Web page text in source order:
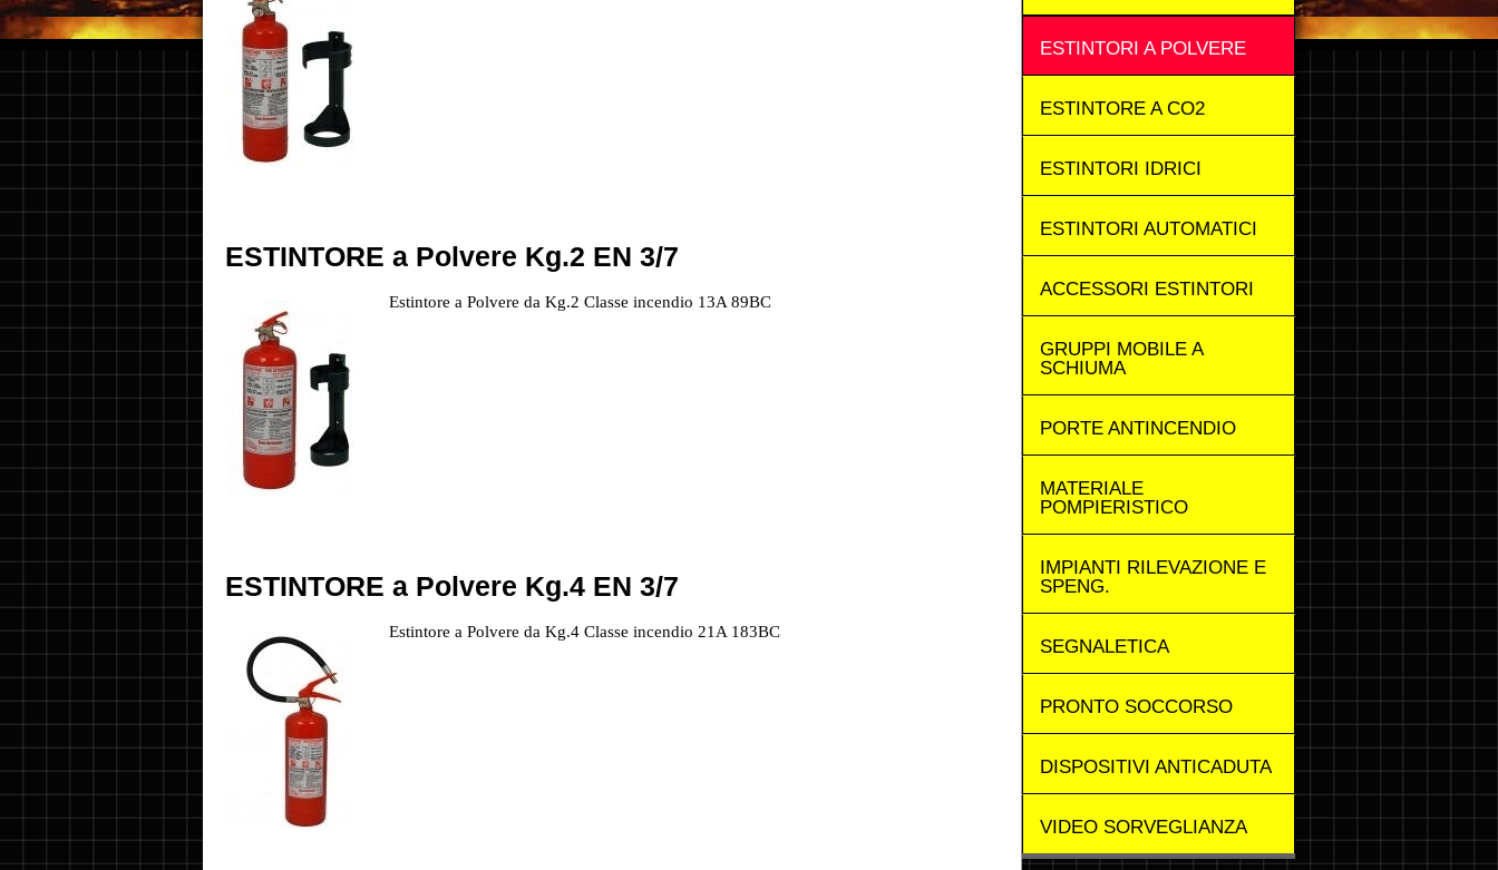
ESTINTORE a Polvere Kg.2 EN 3/7
Estintore a Polvere da Kg.2 Classe incendio 13A 89BC
ESTINTORE a Polvere Kg.4 EN 3/7
Estintore a Polvere da Kg.4 Classe incendio 21A 183BC
ESTINTORI A POLVERE
ESTINTORE A CO2
ESTINTORI IDRICI
ESTINTORI AUTOMATICI
ACCESSORI ESTINTORI
GRUPPI MOBILE A
SCHIUMA
PORTE ANTINCENDIO
MATERIALE
POMPIERISTICO
IMPIANTI RILEVAZIONE E
SPENG.
SEGNALETICA
PRONTO SOCCORSO
DISPOSITIVI ANTICADUTA
VIDEO SORVEGLIANZA